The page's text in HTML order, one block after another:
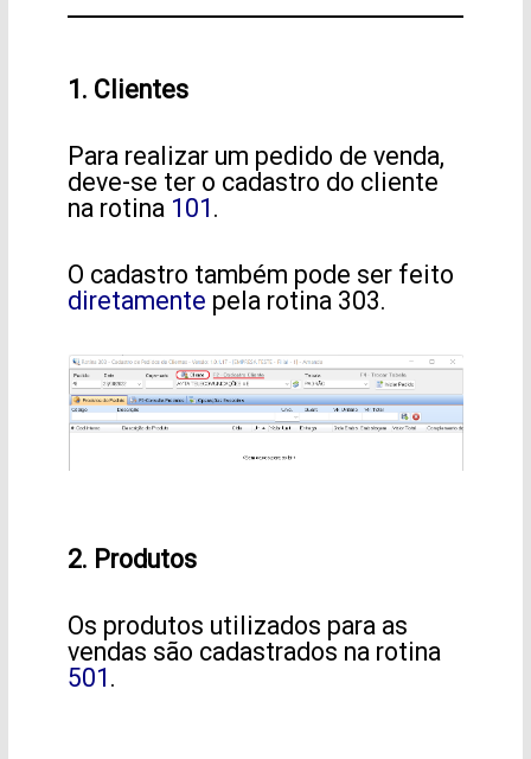
1. Clientes
Para realizar um pedido de venda,
deve-se ter o cadastro do cliente
na rotina 101 .
O cadastro também pode ser feito
diretamente pela rotina 303.
2. Produtos
Os produtos utilizados para as
vendas são cadastrados na rotina
501 .